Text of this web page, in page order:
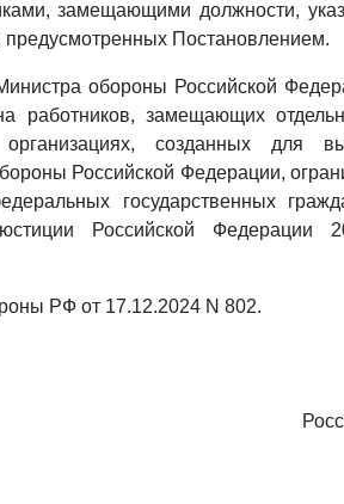
замещающими должности,
предусмотренных Постановлением.
обороны Российской
работников, замещающих
созданных для
Российской Федерации,
государственных
юстиции Российской
РФ от 17.12.2024 N 802.